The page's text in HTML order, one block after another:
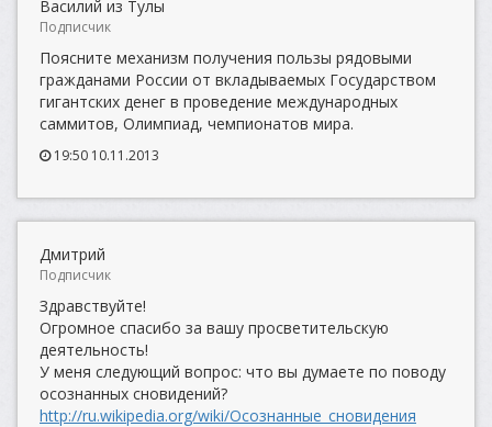
Василий из Тулы
Подписчик
Поясните механизм получения пользы рядовыми
гражданами России от вкладываемых Государством
гигантских денег в проведение международных
саммитов, Олимпиад, чемпионатов мира.
19:50 10.11.2013
Дмитрий
Подписчик
Здравствуйте!
Огромное спасибо за вашу просветительскую
деятельность!
У меня следующий вопрос: что вы думаете по поводу
осознанных сновидений?
http://ru.wikipedia.org/wiki/Осознанные_сновидения